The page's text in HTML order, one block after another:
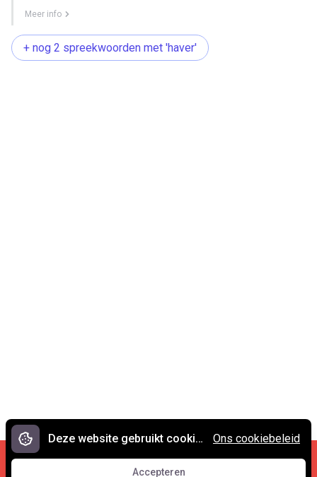
Meer info
+ nog 2 spreekwoorden met 'haver'
Cookies en privacy •
Contact
Deze website gebruikt cookies.
Accepteren
Ons cookiebeleid